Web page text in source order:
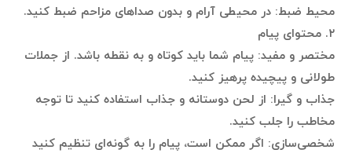
محیط ضبط: در محیطی آرام و بدون صداهای مزاحم ضبط کنید.
۲. محتوای پیام
مختصر و مفید: پیام شما باید کوتاه و به نقطه باشد. از جملات
طولانی و پیچیده پرهیز کنید.
جذاب و گیرا: از لحن دوستانه و جذاب استفاده کنید تا توجه
مخاطب را جلب کنید.
شخصی‌سازی: اگر ممکن است، پیام را به گونه‌ای تنظیم کنید